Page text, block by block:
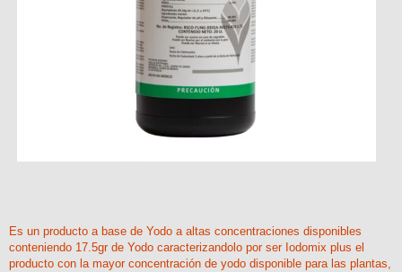
Es un producto a base de Yodo a altas concentraciones disponibles
conteniendo 17.5gr de Yodo caracterizandolo por ser Iodomix plus el
producto con la mayor concentración de yodo disponible para las plantas,